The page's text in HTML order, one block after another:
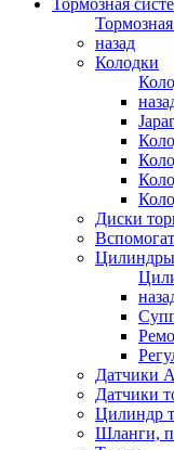
Тормозная
назад
Колодки
Диски
Датчики
Датчики
Цилиндр
Шланги,